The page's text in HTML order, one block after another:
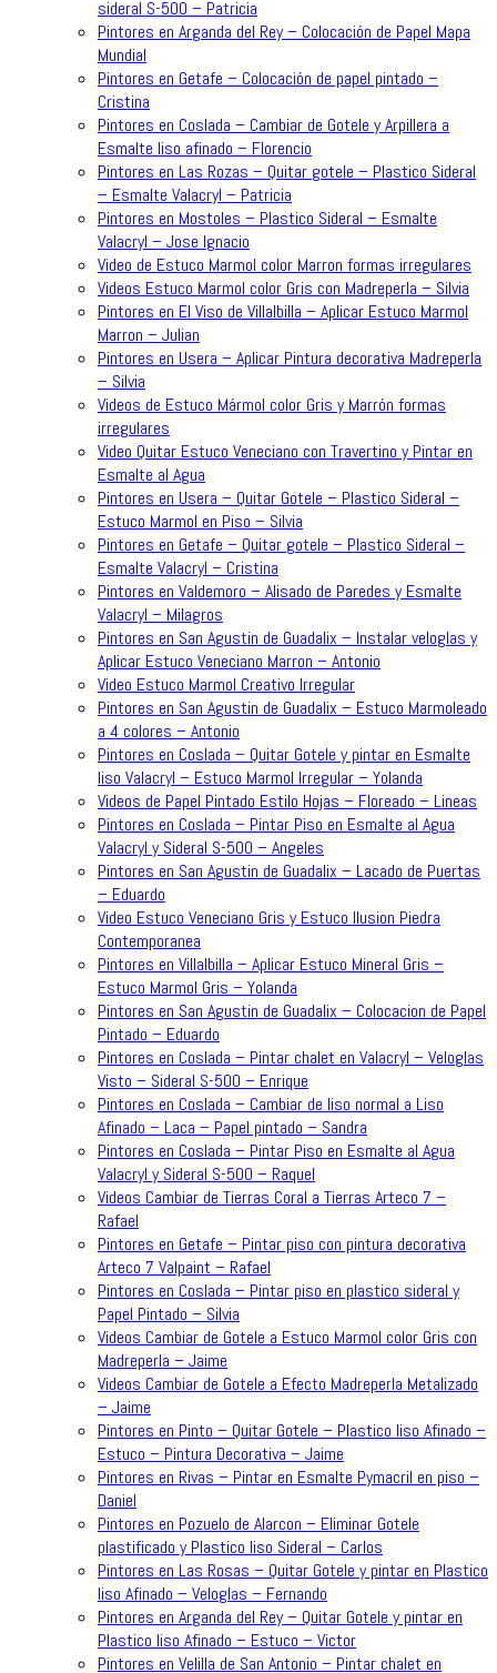
sideral S-500 – Patricia
Pintores en Arganda del Rey – Colocación de Papel Mapa
Mundial
Pintores en Getafe – Colocación de papel pintado –
Cristina
Pintores en Coslada – Cambiar de Gotele y Arpillera a
Esmalte liso afinado – Florencio
Pintores en Las Rozas – Quitar gotele – Plastico Sideral
– Esmalte Valacryl – Patricia
Pintores en Mostoles – Plastico Sideral – Esmalte
Valacryl – Jose Ignacio
Video de Estuco Marmol color Marron formas irregulares
Videos Estuco Marmol color Gris con Madreperla – Silvia
Pintores en El Viso de Villalbilla – Aplicar Estuco Marmol
Marron – Julian
Pintores en Usera – Aplicar Pintura decorativa Madreperla
– Silvia
Videos de Estuco Mármol color Gris y Marrón formas
irregulares
Video Quitar Estuco Veneciano con Travertino y Pintar en
Esmalte al Agua
Pintores en Usera – Quitar Gotele – Plastico Sideral –
Estuco Marmol en Piso – Silvia
Pintores en Getafe – Quitar gotele – Plastico Sideral –
Esmalte Valacryl – Cristina
Pintores en Valdemoro – Alisado de Paredes y Esmalte
Valacryl – Milagros
Pintores en San Agustin de Guadalix – Instalar veloglas y
Aplicar Estuco Veneciano Marron – Antonio
Video Estuco Marmol Creativo Irregular
Pintores en San Agustin de Guadalix – Estuco Marmoleado
a 4 colores – Antonio
Pintores en Coslada – Quitar Gotele y pintar en Esmalte
liso Valacryl – Estuco Marmol Irregular – Yolanda
Videos de Papel Pintado Estilo Hojas – Floreado – Lineas
Pintores en Coslada – Pintar Piso en Esmalte al Agua
Valacryl y Sideral S-500 – Angeles
Pintores en San Agustin de Guadalix – Lacado de Puertas
– Eduardo
Video Estuco Veneciano Gris y Estuco Ilusion Piedra
Contemporanea
Pintores en Villalbilla – Aplicar Estuco Mineral Gris –
Estuco Marmol Gris – Yolanda
Pintores en San Agustin de Guadalix – Colocacion de Papel
Pintado – Eduardo
Pintores en Coslada – Pintar chalet en Valacryl – Veloglas
Visto – Sideral S-500 – Enrique
Pintores en Coslada – Cambiar de liso normal a Liso
Afinado – Laca – Papel pintado – Sandra
Pintores en Coslada – Pintar Piso en Esmalte al Agua
Valacryl y Sideral S-500 – Raquel
Videos Cambiar de Tierras Coral a Tierras Arteco 7 –
Rafael
Pintores en Getafe – Pintar piso con pintura decorativa
Arteco 7 Valpaint – Rafael
Pintores en Coslada – Pintar piso en plastico sideral y
Papel Pintado – Silvia
Videos Cambiar de Gotele a Estuco Marmol color Gris con
Madreperla – Jaime
Videos Cambiar de Gotele a Efecto Madreperla Metalizado
– Jaime
Pintores en Pinto – Quitar Gotele – Plastico liso Afinado –
Estuco – Pintura Decorativa – Jaime
Pintores en Rivas – Pintar en Esmalte Pymacril en piso –
Daniel
Pintores en Pozuelo de Alarcon – Eliminar Gotele
plastificado y Plastico liso Sideral – Carlos
Pintores en Las Rosas – Quitar Gotele y pintar en Plastico
liso Afinado – Veloglas – Fernando
Pintores en Arganda del Rey – Quitar Gotele y pintar en
Plastico liso Afinado – Estuco – Victor
Pintores en Velilla de San Antonio – Pintar chalet en